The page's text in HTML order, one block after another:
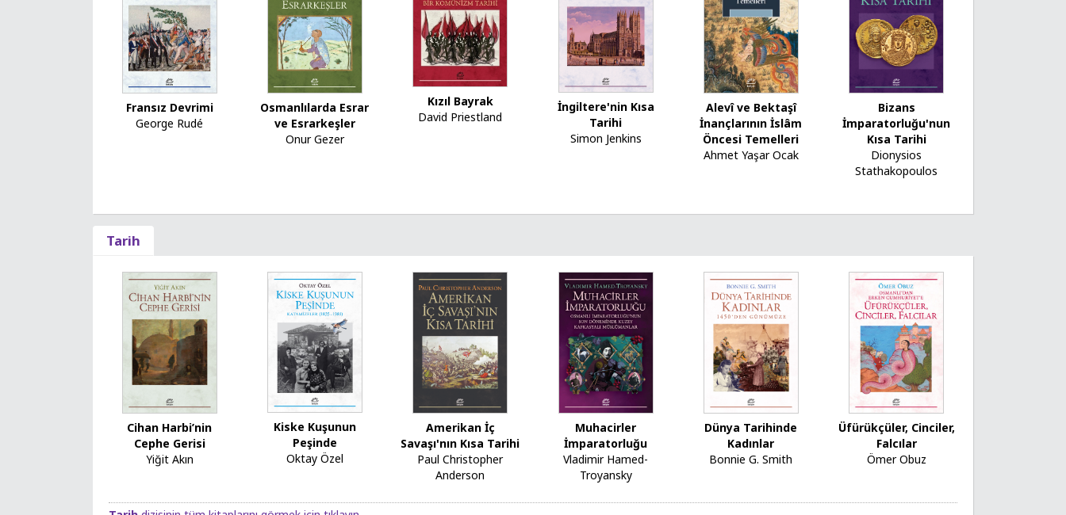
Fransız Devrimi
George Rudé
Osmanlılarda Esrar
ve Esrarkeşler
Onur Gezer
Kızıl Bayrak
David Priestland
İngiltere'nin Kısa
Tarihi
Simon Jenkins
Alevî ve Bektaşî
İnançlarının İslâm
Öncesi Temelleri
Ahmet Yaşar Ocak
Bizans
İmparatorluğu'nun
Kısa Tarihi
Dionysios
Stathakopoulos
Tarih
Cihan Harbi’nin
Cephe Gerisi
Yiğit Akın
Kiske Kuşunun
Peşinde
Oktay Özel
Amerikan İç
Savaşı'nın Kısa Tarihi
Paul Christopher
Anderson
Muhacirler
İmparatorluğu
Vladimir Hamed-
Troyansky
Dünya Tarihinde
Kadınlar
Bonnie G. Smith
Üfürükçüler, Cinciler,
Falcılar
Ömer Obuz